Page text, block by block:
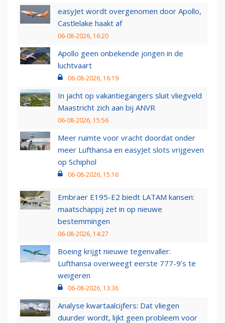
easyJet wordt overgenomen door Apollo,
Castlelake haakt af
06-08-2026, 16:20
Apollo geen onbekende jongen in de
luchtvaart
06-08-2026, 16:19
In jacht op vakantiegangers sluit vliegveld
Maastricht zich aan bij ANVR
06-08-2026, 15:56
Meer ruimte voor vracht doordat onder
meer Lufthansa en easyJet slots vrijgeven
op Schiphol
06-08-2026, 15:16
Embraer E195-E2 biedt LATAM kansen:
maatschappij zet in op nieuwe
bestemmingen
06-08-2026, 14:27
Boeing krijgt nieuwe tegenvaller:
Lufthansa overweegt eerste 777-9’s te
weigeren
06-08-2026, 13:36
Analyse kwartaalcijfers: Dat vliegen
duurder wordt, lijkt geen probleem voor